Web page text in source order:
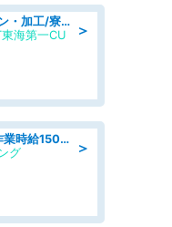
＞
金属製品の機械オペレーション・加工/寮完備/日払い/工場・製造
海第一CU
＞
一般事務・OA事務/事務&軽作業時給1500円土日祝休み各種社保完備
グ